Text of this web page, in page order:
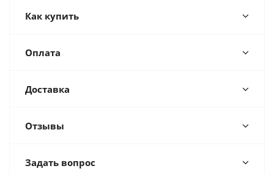
Как купить
Оплата
Доставка
Отзывы
Задать вопрос